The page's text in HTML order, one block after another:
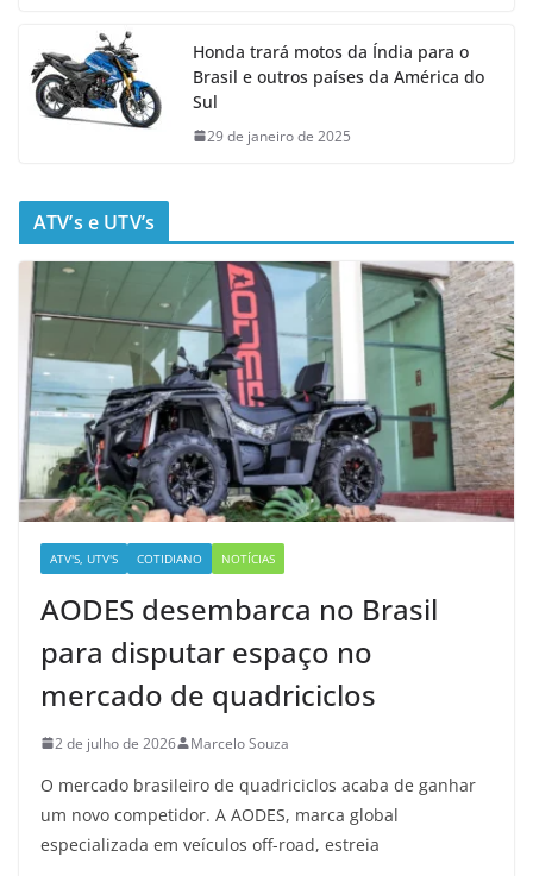
Honda trará motos da Índia para o
Brasil e outros países da América do
Sul
29 de janeiro de 2025
ATV’s e UTV’s
ATV'S, UTV'S COTIDIANO NOTÍCIAS
AODES desembarca no Brasil
para disputar espaço no
mercado de quadriciclos
2 de julho de 2026 Marcelo Souza
O mercado brasileiro de quadriciclos acaba de ganhar
um novo competidor. A AODES, marca global
especializada em veículos off-road, estreia